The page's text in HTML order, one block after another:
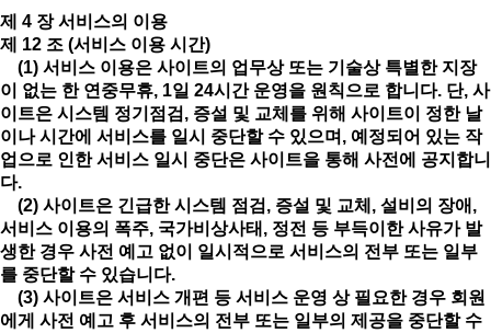
제 4 장 서비스의 이용
제 12 조 (서비스 이용 시간)
(1) 서비스 이용은 사이트의 업무상 또는 기술상 특별한 지장
이 없는 한 연중무휴, 1일 24시간 운영을 원칙으로 합니다. 단, 사
이트은 시스템 정기점검, 증설 및 교체를 위해 사이트이 정한 날
이나 시간에 서비스를 일시 중단할 수 있으며, 예정되어 있는 작
업으로 인한 서비스 일시 중단은 사이트을 통해 사전에 공지합니
다.
(2) 사이트은 긴급한 시스템 점검, 증설 및 교체, 설비의 장애,
서비스 이용의 폭주, 국가비상사태, 정전 등 부득이한 사유가 발
생한 경우 사전 예고 없이 일시적으로 서비스의 전부 또는 일부
를 중단할 수 있습니다.
(3) 사이트은 서비스 개편 등 서비스 운영 상 필요한 경우 회원
에게 사전 예고 후 서비스의 전부 또는 일부의 제공을 중단할 수